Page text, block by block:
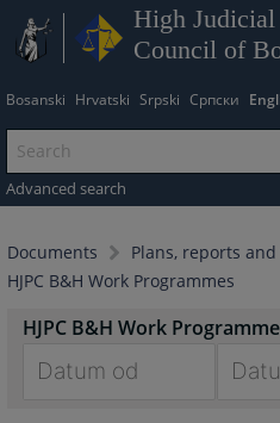
High Judicial
Council of
Bosanski Hrvatski Srpski Српски
Advanced search
Documents
Plans, reports
HJPC B&H Work Programmes
HJPC B&H Work